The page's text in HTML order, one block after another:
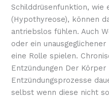
Schilddrüsenfunktion, wie
(Hypothyreose), können
antriebslos fühlen. Auch
oder ein
eine Rolle spielen.
Entzündungen Der
Entzündungsprozesse
selbst wenn diese nicht